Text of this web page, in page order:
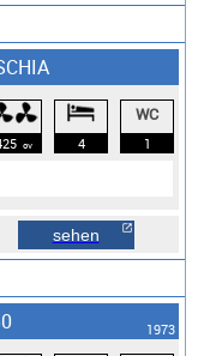
cv 4
WC
1
sehen
1973